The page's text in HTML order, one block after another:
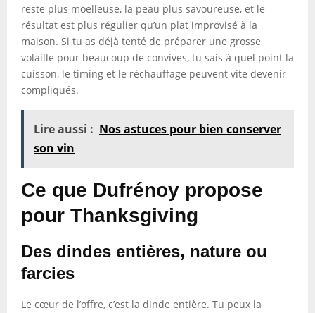
reste plus moelleuse, la peau plus savoureuse, et le
résultat est plus régulier qu’un plat improvisé à la
maison. Si tu as déjà tenté de préparer une grosse
volaille pour beaucoup de convives, tu sais à quel point la
cuisson, le timing et le réchauffage peuvent vite devenir
compliqués.
Lire aussi : Nos astuces pour bien conserver
son vin
Ce que Dufrénoy propose
pour Thanksgiving
Des dindes entières, nature ou
farcies
Le cœur de l’offre, c’est la dinde entière. Tu peux la